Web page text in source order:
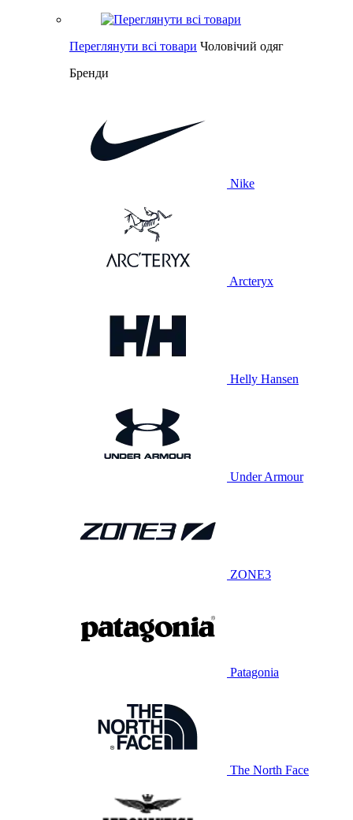
Переглянути всі товари Чоловічий одяг
Бренди
Nike
Arcteryx
Helly Hansen
Under Armour
ZONE3
Patagonia
The North Face